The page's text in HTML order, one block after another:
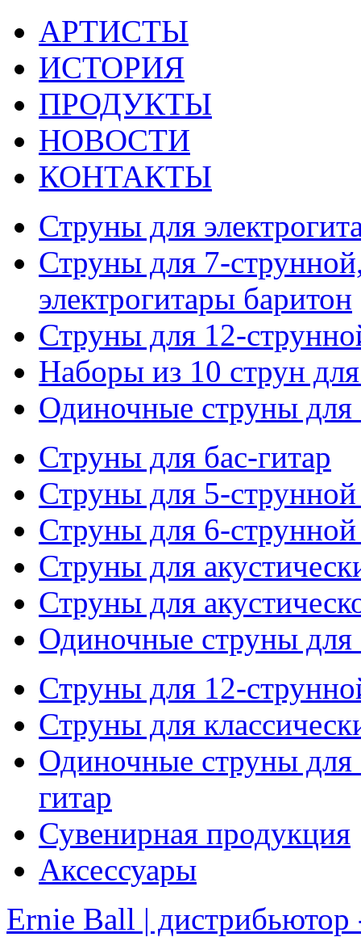
АРТИСТЫ
ИСТОРИЯ
ПРОДУКТЫ
НОВОСТИ
КОНТАКТЫ
Струны для
Струны для 7-
электрогитары баритон
Струны для 12-
Наборы из 10 струн
Одиночные струны для
Струны для бас-гитар
Струны для 5-
Струны для 6-
Струны для
Струны для
Одиночные струны для
Струны для 12-
Струны для
Одиночные струны для
гитар
Сувенирная продукция
Аксессуары
Ernie Ball | дистрибьютор